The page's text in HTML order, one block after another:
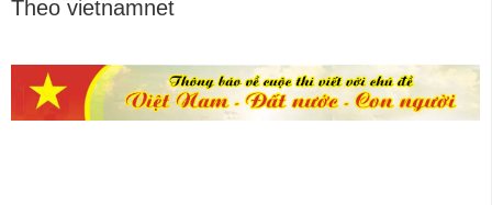
Theo vietnamnet